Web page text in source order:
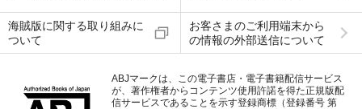
海賊版に関する取り組みに
ついて
お客さまのご利用端末から
の情報の外部送信について
ABJマークは、この電子書店・電子書籍配信サービス
が、著作権者からコンテンツ使用許諾を得た正規版配
信サービスであることを示す登録商標（登録番号 第